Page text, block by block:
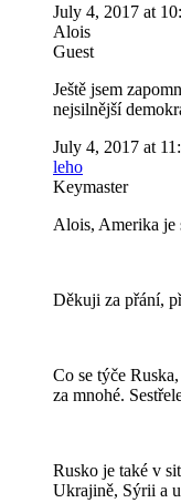
July 4, 2017 at
Alois
Guest
Ještě jsem
nejsilnější
July 4, 2017 at
leho
Keymaster
Alois, Amerika je
Děkuji za přání,
Co se týče
za mnohé.
Rusko je také v
Ukrajině, Sýrii a